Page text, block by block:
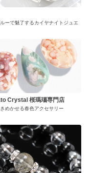
ーで魅了するカイヤナイトジュエ
Crystal 桜瑪瑙専門店
めかせる春色アクセサリー